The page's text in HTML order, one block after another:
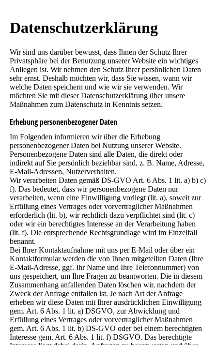
Datenschutz­erklärung
Wir sind uns darüber bewusst, dass Ihnen der Schutz Ihrer
Privatsphäre bei der Benutzung unserer Website ein wichtiges
Anliegen ist. Wir nehmen den Schutz Ihrer persönlichen Daten
sehr ernst. Deshalb möchten wir, dass Sie wissen, wann wir
welche Daten speichern und wie wir sie verwenden. Wir
möchten Sie mit dieser Datenschutzerklärung über unsere
Maßnahmen zum Datenschutz in Kenntnis setzen.
Erhebung personenbezogener Daten
Im Folgenden informieren wir über die Erhebung
personenbezogener Daten bei Nutzung unserer Website.
Personenbezogene Daten sind alle Daten, die direkt oder
indirekt auf Sie persönlich beziehbar sind, z. B. Name, Adresse,
E-Mail-Adressen, Nutzerverhalten.
Wir verarbeiten Daten gemäß DS-GVO Art. 6 Abs. 1 lit. a) b) c)
f). Das bedeutet, dass wir personenbezogene Daten nur
verarbeiten, wenn eine Einwilligung vorliegt (lit. a), soweit zur
Erfüllung eines Vertrages oder vorvertraglicher Maßnahmen
erforderlich (lit. b), wir rechtlich dazu verpflichtet sind (lit. c)
oder wir ein berechtigtes Interesse an der Verarbeitung haben
(lit. f). Die entsprechende Rechtsgrundlage wird im Einzelfall
benannt.
Bei Ihrer Kontaktaufnahme mit uns per E-Mail oder über ein
Kontaktformular werden die von Ihnen mitgeteilten Daten (Ihre
E-Mail-Adresse, ggf. Ihr Name und Ihre Telefonnummer) von
uns gespeichert, um Ihre Fragen zu beantworten. Die in diesem
Zusammenhang anfallenden Daten löschen wir, nachdem der
Zweck der Anfrage entfallen ist. Je nach Art der Anfrage
erheben wir diese Daten mit Ihrer ausdrücklichen Einwilligung
gem. Art. 6 Abs. 1 lit. a) DSGVO, zur Abwicklung und
Erfüllung eines Vertrages oder vorvertraglicher Maßnahmen
gem. Art. 6 Abs. 1 lit. b) DS-GVO oder bei einem berechtigten
Interesse gem. Art. 6 Abs. 1 lit. f) DSGVO. Das berechtigte